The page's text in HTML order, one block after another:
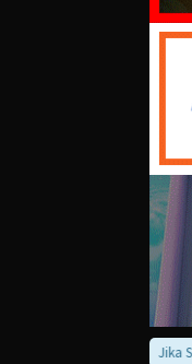
Jika Server